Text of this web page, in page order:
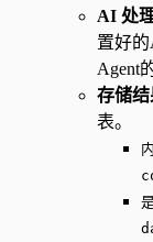
AI 处
置好
Agent
存储
表。